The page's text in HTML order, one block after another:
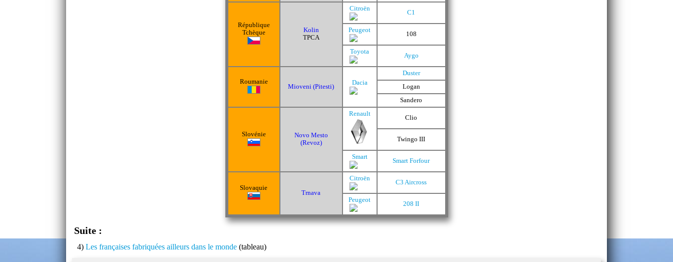
République
Tchèque
Kolin
TPCA
Citroën
C1
Peugeot
108
Toyota
Aygo
Roumanie
Mioveni (Pitesti)
Dacia
Duster
Logan
Sandero
Slovénie
Novo Mesto
(Revoz)
Renault
Clio
Twingo III
Smart
Smart Forfour
Slovaquie
Trnava
Citroën
C3 Aircross
Peugeot
208 II
Suite :
4)Les françaises fabriquées ailleurs dans le monde(tableau)